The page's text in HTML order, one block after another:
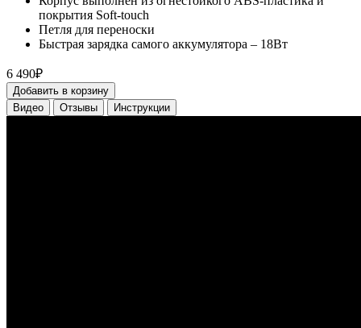
покрытия Soft-touch
Петля для переноски
Быстрая зарядка самого аккумулятора – 18Вт
6 490₽
Добавить в корзину
Видео
Отзывы Инструкции